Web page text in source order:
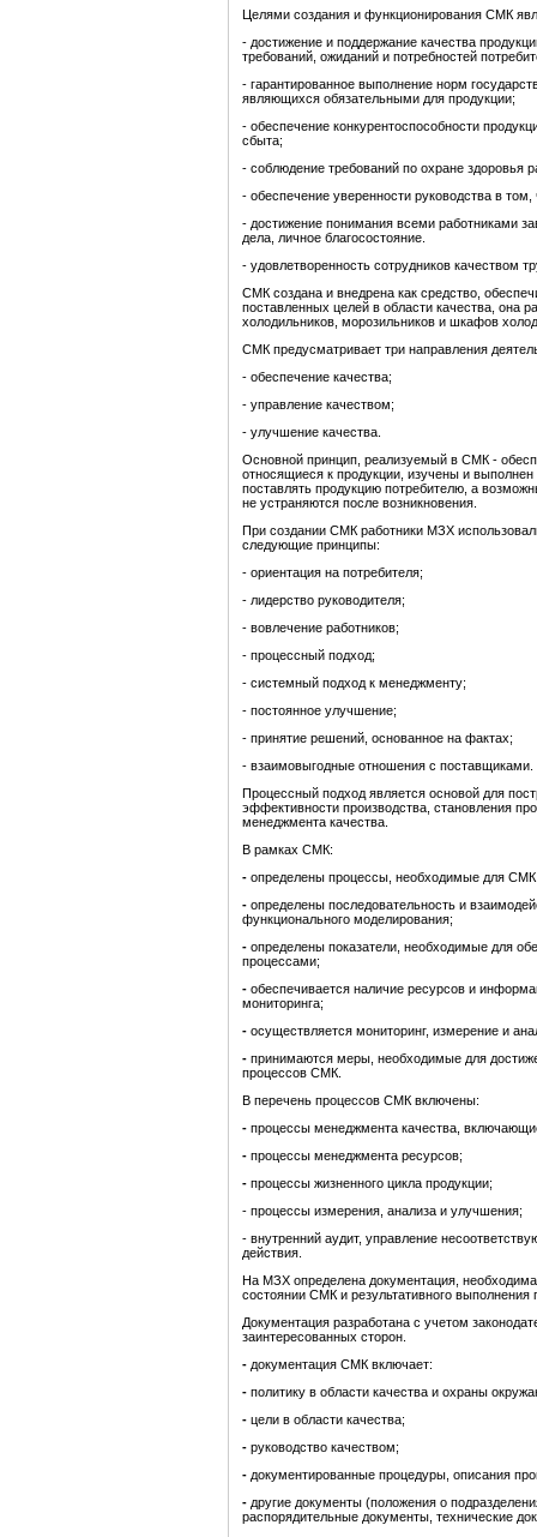
Целями создания и функционирования СМК
- достижение и поддержание качества
требований, ожиданий и потребностей
- гарантированное выполнение норм
являющихся обязательными для продукции;
- обеспечение конкурентоспособности
сбыта;
- соблюдение требований по охране здоровья
- обеспечение уверенности руководства в
- достижение понимания всеми работниками
дела, личное благосостояние.
- удовлетворенность сотрудников качеством
СМК создана и внедрена как средство,
поставленных целей в области качества, она
холодильников, морозильников и шкафов
СМК предусматривает три направления
- обеспечение качества;
- управление качеством;
- улучшение качества.
Основной принцип, реализуемый в СМК -
относящиеся к продукции, изучены и
поставлять продукцию потребителю, а
не устраняются после возникновения.
При создании СМК работники МЗХ
следующие принципы:
- ориентация на потребителя;
- лидерство руководителя;
- вовлечение работников;
- процессный подход;
- системный подход к менеджменту;
- постоянное улучшение;
- принятие решений, основанное на фактах;
- взаимовыгодные отношения с поставщиками.
Процессный подход является основой для
эффективности производства, становления
менеджмента качества.
В рамках СМК:
- определены процессы, необходимые для
- определены последовательность и
функционального моделирования;
- определены показатели, необходимые для
процессами;
- обеспечивается наличие ресурсов и
мониторинга;
- осуществляется мониторинг, измерение и
- принимаются меры, необходимые для
процессов СМК.
В перечень процессов СМК включены:
- процессы менеджмента качества,
- процессы менеджмента ресурсов;
- процессы жизненного цикла продукции;
- процессы измерения, анализа и улучшения;
- внутренний аудит, управление
действия.
На МЗХ определена документация,
состоянии СМК и результативного выполнения
Документация разработана с учетом
заинтересованных сторон.
- документация СМК включает:
- политику в области качества и охраны
- цели в области качества;
- руководство качеством;
- документированные процедуры, описания
- другие документы (положения о
распорядительные документы, технические